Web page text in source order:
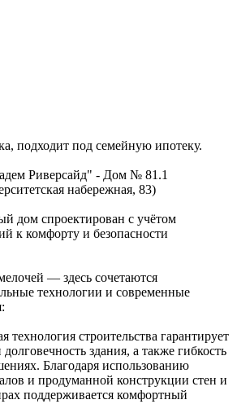
подходит под семейную ипотеку.
Риверсайд" - Дом № 81.1
набережная, 83)
дом спроектирован с учётом
к комфорту и безопасности
— здесь сочетаются
технологии и современные
строительства гарантирует
здания, а также гибкость
Благодаря использованию
и продуманной конструкции стен и
поддерживается комфортный